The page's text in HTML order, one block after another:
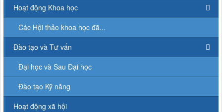
Hoạt động Khoa học
Các Hội thảo khoa học đã...
Đào tạo và Tư vấn
Đại học và Sau Đại học
Đào tạo Kỹ năng
Hoạt động xã hội